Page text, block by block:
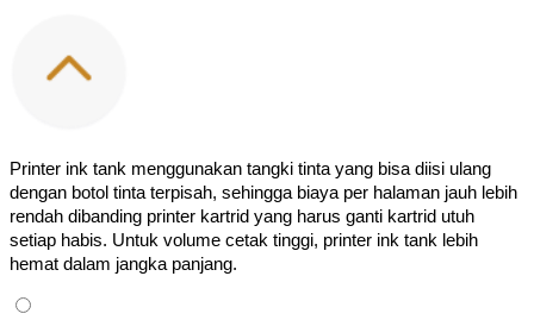
Printer ink tank menggunakan tangki tinta yang bisa diisi ulang
dengan botol tinta terpisah, sehingga biaya per halaman jauh lebih
rendah dibanding printer kartrid yang harus ganti kartrid utuh
setiap habis. Untuk volume cetak tinggi, printer ink tank lebih
hemat dalam jangka panjang.